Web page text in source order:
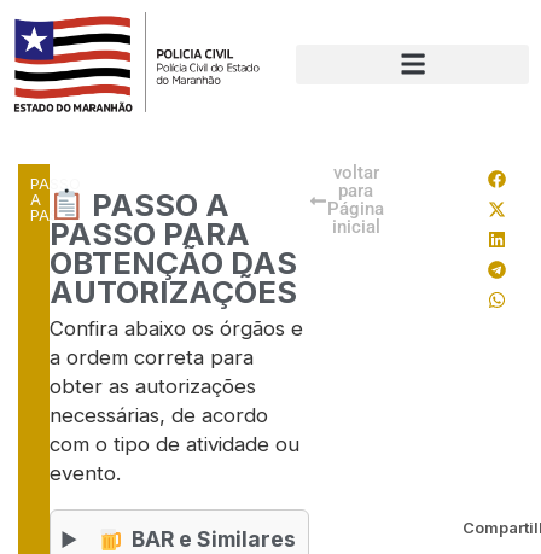
PASSO
A
PASSO
PASSO A
PASSO PARA
OBTENÇÃO DAS
AUTORIZAÇÕES
Confira abaixo os órgãos e
a ordem correta para
obter as autorizações
necessárias, de acordo
com o tipo de atividade ou
evento.
BAR e Similares
voltar
para
Página
inicial